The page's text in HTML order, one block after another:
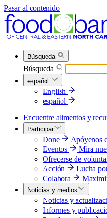
Pasar al contenido
Búsqueda
Búsqueda
español
English
español
Encuentre alimentos y
Participar
Done
Apóyenos
Eventos
Mira
Ofrecerse de
Acción
Lucha
Colabora
Noticias y medios
Noticias y
Informes y